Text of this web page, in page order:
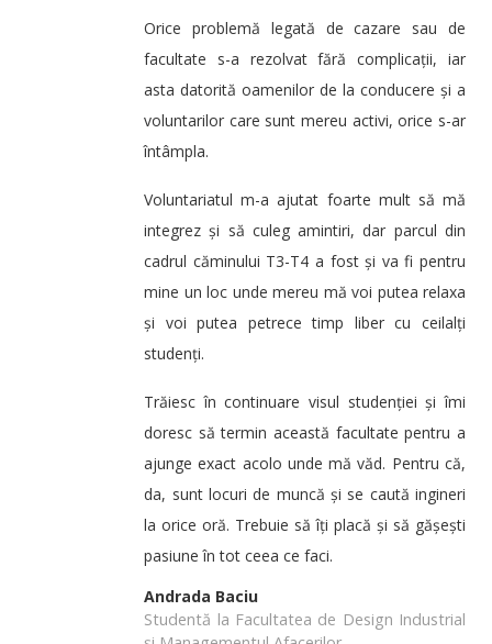
Orice problemă legată de cazare sau de
facultate s-a rezolvat fără complicații, iar
asta datorită oamenilor de la conducere și a
voluntarilor care sunt mereu activi, orice s-ar
întâmpla.
Voluntariatul m-a ajutat foarte mult să mă
integrez și să culeg amintiri, dar parcul din
cadrul căminului T3-T4 a fost și va fi pentru
mine un loc unde mereu mă voi putea relaxa
și voi putea petrece timp liber cu ceilalți
studenți.
Trăiesc în continuare visul studenției și îmi
doresc să termin această facultate pentru a
ajunge exact acolo unde mă văd. Pentru că,
da, sunt locuri de muncă și se caută ingineri
la orice oră. Trebuie să îți placă și să gășești
pasiune în tot ceea ce faci.
Andrada Baciu
Studentă la Facultatea de Design Industrial